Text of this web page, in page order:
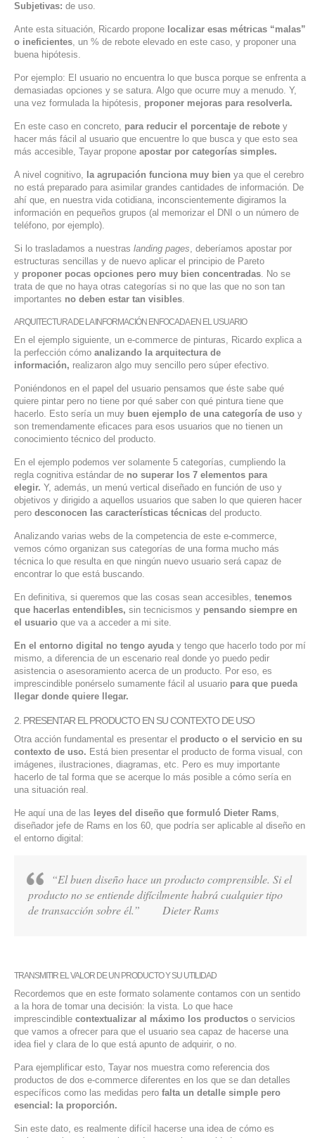
Subjetivas: de uso.
Ante esta situación, Ricardo propone localizar esas métricas “malas”
o ineficientes, un % de rebote elevado en este caso, y proponer una
buena hipótesis.
Por ejemplo: El usuario no encuentra lo que busca porque se enfrenta a
demasiadas opciones y se satura. Algo que ocurre muy a menudo. Y,
una vez formulada la hipótesis, proponer mejoras para resolverla.
En este caso en concreto, para reducir el porcentaje de rebote y
hacer más fácil al usuario que encuentre lo que busca y que esto sea
más accesible, Tayar propone apostar por categorías simples.
A nivel cognitivo, la agrupación funciona muy bien ya que el cerebro
no está preparado para asimilar grandes cantidades de información. De
ahí que, en nuestra vida cotidiana, inconscientemente digiramos la
información en pequeños grupos (al memorizar el DNI o un número de
teléfono, por ejemplo).
Si lo trasladamos a nuestras landing pages, deberíamos apostar por
estructuras sencillas y de nuevo aplicar el principio de Pareto
y proponer pocas opciones pero muy bien concentradas. No se
trata de que no haya otras categorías si no que las que no son tan
importantes no deben estar tan visibles.
ARQUITECTURA DE LA INFORMACIÓN ENFOCADA EN EL USUARIO
En el ejemplo siguiente, un e-commerce de pinturas, Ricardo explica a
la perfección cómo analizando la arquitectura de
información, realizaron algo muy sencillo pero súper efectivo.
Poniéndonos en el papel del usuario pensamos que éste sabe qué
quiere pintar pero no tiene por qué saber con qué pintura tiene que
hacerlo. Esto sería un muy buen ejemplo de una categoría de uso y
son tremendamente eficaces para esos usuarios que no tienen un
conocimiento técnico del producto.
En el ejemplo podemos ver solamente 5 categorías, cumpliendo la
regla cognitiva estándar de no superar los 7 elementos para
elegir. Y, además, un menú vertical diseñado en función de uso y
objetivos y dirigido a aquellos usuarios que saben lo que quieren hacer
pero desconocen las características técnicas del producto.
Analizando varias webs de la competencia de este e-commerce,
vemos cómo organizan sus categorías de una forma mucho más
técnica lo que resulta en que ningún nuevo usuario será capaz de
encontrar lo que está buscando.
En definitiva, si queremos que las cosas sean accesibles, tenemos
que hacerlas entendibles, sin tecnicismos y pensando siempre en
el usuario que va a acceder a mi site.
En el entorno digital no tengo ayuday tengo que hacerlo todo por mí
mismo, a diferencia de un escenario real donde yo puedo pedir
asistencia o asesoramiento acerca de un producto. Por eso, es
imprescindible ponérselo sumamente fácil al usuario para que pueda
llegar donde quiere llegar.
2. PRESENTAR EL PRODUCTO EN SU CONTEXTO DE USO
Otra acción fundamental es presentar el producto o el servicio en su
contexto de uso. Está bien presentar el producto de forma visual, con
imágenes, ilustraciones, diagramas, etc. Pero es muy importante
hacerlo de tal forma que se acerque lo más posible a cómo sería en
una situación real.
He aquí una de las leyes del diseño que formuló Dieter Rams,
diseñador jefe de Rams en los 60, que podría ser aplicable al diseño en
el entorno digital:
“El buen diseño hace un producto comprensible. Si el
producto no se entiende difícilmente habrá cualquier tipo
de transacción sobre él.” Dieter Rams
TRANSMITIR EL VALOR DE UN PRODUCTO Y SU UTILIDAD
Recordemos que en este formato solamente contamos con un sentido
a la hora de tomar una decisión: la vista. Lo que hace
imprescindible contextualizar al máximo los productos o servicios
que vamos a ofrecer para que el usuario sea capaz de hacerse una
idea fiel y clara de lo que está apunto de adquirir, o no.
Para ejemplificar esto, Tayar nos muestra como referencia dos
productos de dos e-commerce diferentes en los que se dan detalles
específicos como las medidas pero falta un detalle simple pero
esencial: la proporción.
Sin este dato, es realmente difícil hacerse una idea de cómo es